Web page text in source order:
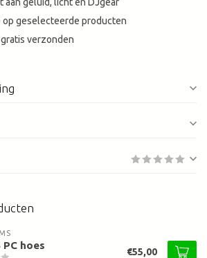
aan geluid, licht en DJgear
op geselecteerde producten
verzonden
PC hoes
€55,00